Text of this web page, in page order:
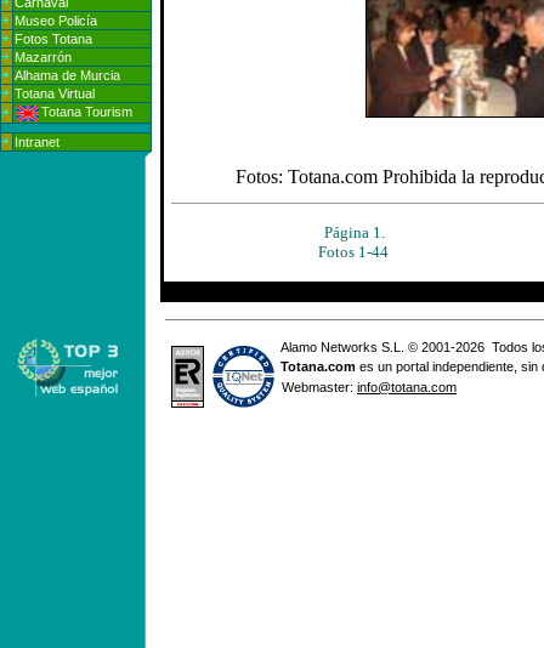
Museo Policía
Fotos Totana
Mazarrón
Alhama de Murcia
Totana Virtual
Totana Tourism
Intranet
Fotos: Totana.com Prohibida la
Página 1.
Fotos 1-44
Alamo Networks S.L. © 2001-2026 Todos
Totana.com es un portal independiente,
Webmaster: info@totana.com